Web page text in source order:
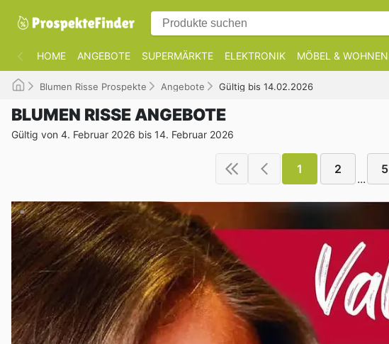
HOME ANGEBOTE SUPERMÄRKTE ELEKTRONIK MÖBEL & WOHNEN
Blumen Risse Prospekte Angebote Gültig bis 14.02.2026
BLUMEN RISSE ANGEBOTE
Gültig von 4. Februar 2026 bis 14. Februar 2026
1 2
...
5